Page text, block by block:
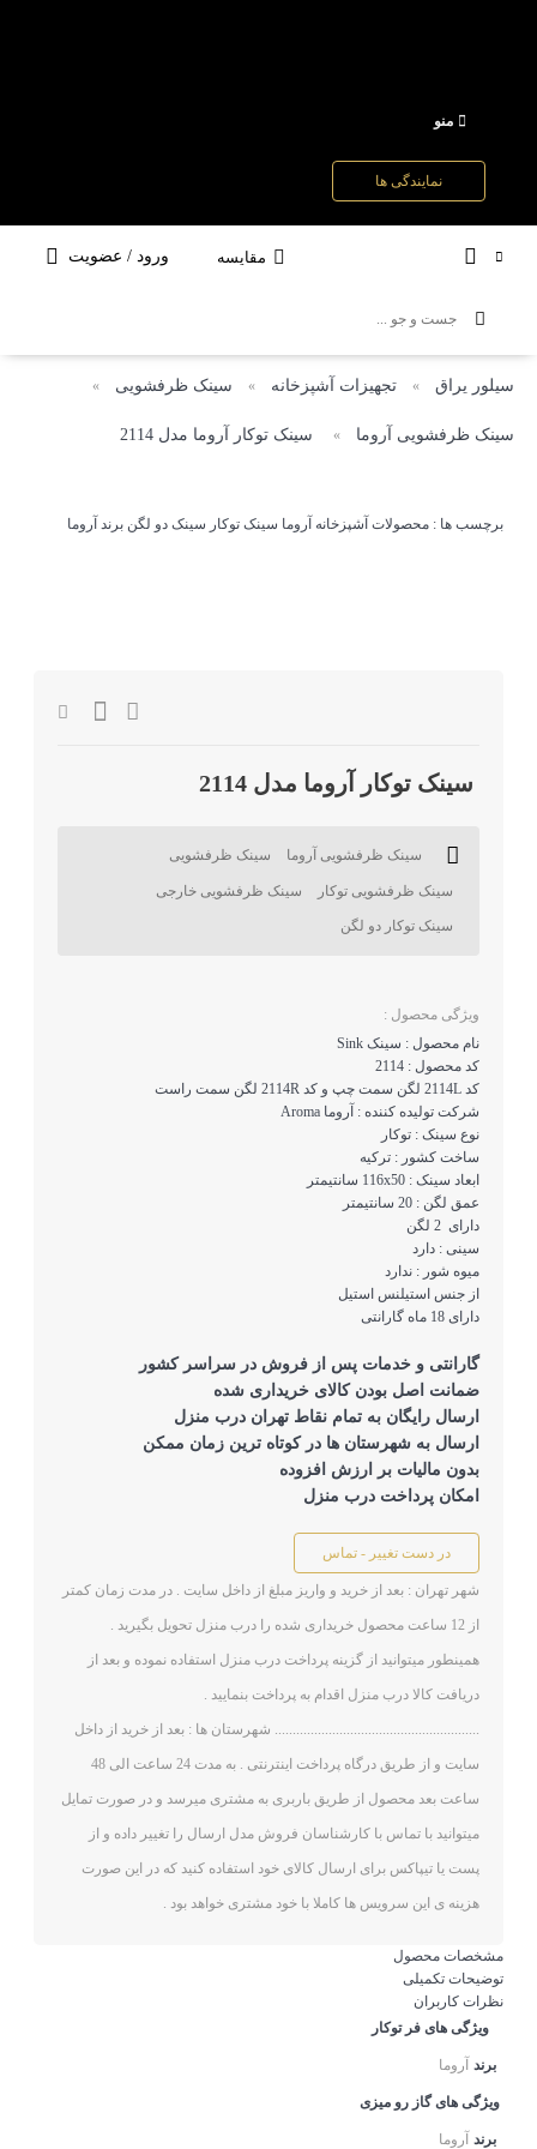
منو
نمایندگی ها
مقایسه ورود / عضویت
سیلور یراق » تجهیزات آشپزخانه » سینک ظرفشویی »
سینک ظرفشویی آروما » سینک توکار آروما مدل 2114
سینک توکار آروما مدل 2114
سینک ظرفشویی آروما سینک ظرفشویی
سینک ظرفشویی توکار سینک ظرفشویی خارجی
سینک توکار دو لگن
ویژگی محصول :
نام محصول : سینک Sink
کد محصول : 2114
کد 2114L لگن سمت چپ و کد 2114R لگن سمت راست
شرکت تولیده کننده : آروما Aroma
نوع سینک : توکار
ساخت کشور : ترکیه
ابعاد سینک : 116x50 سانتیمتر
عمق لگن : 20 سانتیمتر
دارای 2 لگن
سینی : دارد
میوه شور : ندارد
از جنس استیلنس استیل
دارای 18 ماه گارانتی
گارانتی و خدمات پس از فروش در سراسر کشور
ضمانت اصل بودن کالای خريداری شده
ارسال رايگان به تمام نقاط تهران درب منزل
ارسال به شهرستان ها در کوتاه ترين زمان ممکن
بدون ماليات بر ارزش افزوده
امکان پرداخت درب منزل
در دست تغییر - تماس
شهر تهران : بعد از خرید و واریز مبلغ از داخل سایت . در مدت زمان کمتر
از 12 ساعت محصول خریداری شده را درب منزل تحویل بگیرید .
همینطور میتوانید از گزینه پرداخت درب منزل استفاده نموده و بعد از
دریافت کالا درب منزل اقدام به پرداخت بنمایید .
......................................................... شهرستان ها : بعد از خرید از داخل
سایت و از طریق درگاه پرداخت اینترنتی . به مدت 24 ساعت الی 48
ساعت بعد محصول از طریق باربری به مشتری میرسد و در صورت تمایل
میتوانید با تماس با کارشناسان فروش مدل ارسال را تغییر داده و از
پست یا تیپاکس برای ارسال کالای خود استفاده کنید که در این صورت
هزینه ی این سرویس ها کاملا با خود مشتری خواهد بود .
برچسب ها : محصولات آشپزخانه آروما سینک توکار سینک دو لگن برند آروما
مشخصات محصول
توضیحات تکمیلی
نظرات کاربران
ویژگی های فر توکار
برند آروما
ویژگی های گاز رو میزی
برند آروما